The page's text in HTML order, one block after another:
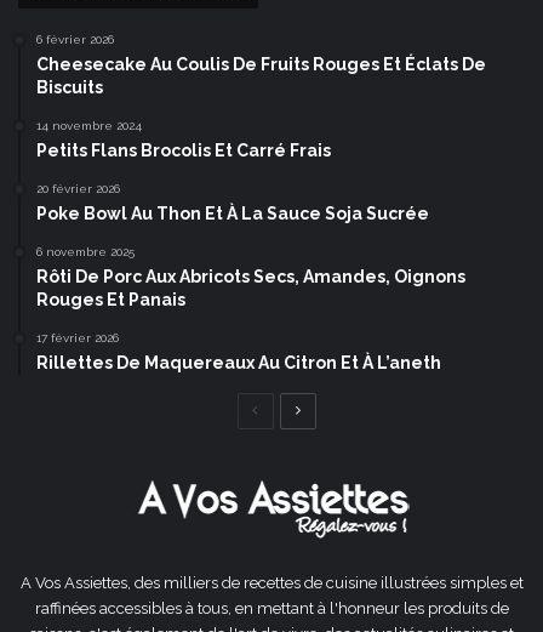
6 février 2026
Cheesecake Au Coulis De Fruits Rouges Et Éclats De
Biscuits
14 novembre 2024
Petits Flans Brocolis Et Carré Frais
20 février 2026
Poke Bowl Au Thon Et À La Sauce Soja Sucrée
6 novembre 2025
Rôti De Porc Aux Abricots Secs, Amandes, Oignons
Rouges Et Panais
17 février 2026
Rillettes De Maquereaux Au Citron Et À L’aneth
Page
A Vos Assiettes, des milliers de recettes de cuisine illustrées simples et
raffinées accessibles à tous, en mettant à l'honneur les produits de